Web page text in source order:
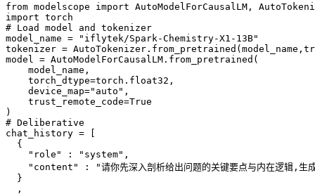
from modelscope import
import
# Load model and tokenizer
model_name =
"iflytek/Spark-Chemistry-X1-13B"
tokenizer =
model = AutoModelForCausalLM.from_pretrained(
    model_name,
    torch_dtype=torch.float32,
    device_map=
"auto" ,
    trust_remote_code=
True
# Deliberative
chat_history = [
  {
"role"
: "system" ,
"content"
:
"请你先深入剖析给出问题的关键要点与内在逻辑,
  }
  ,